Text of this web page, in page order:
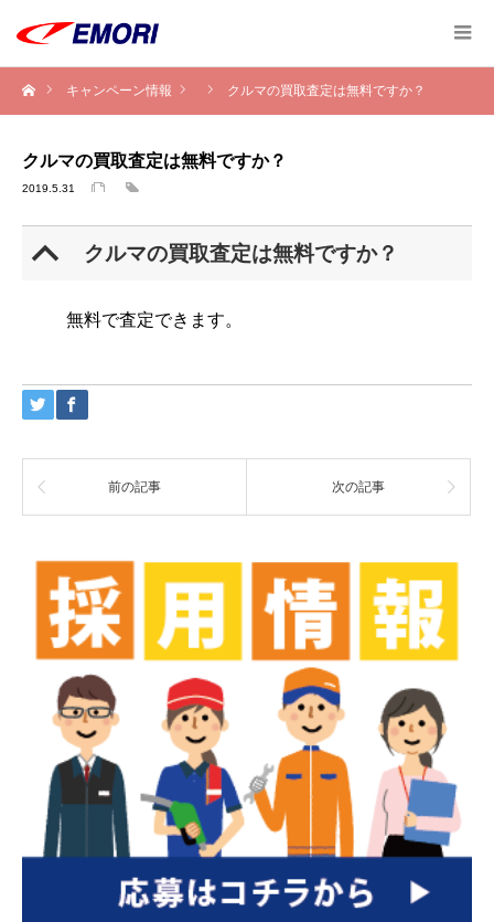
キャンペーン情報 クルマの買取査定は無料ですか？
クルマの買取査定は無料ですか？
2019.5.31
B クルマの買取査定は無料ですか？
無料で査定できます。
前の記事 次の記事